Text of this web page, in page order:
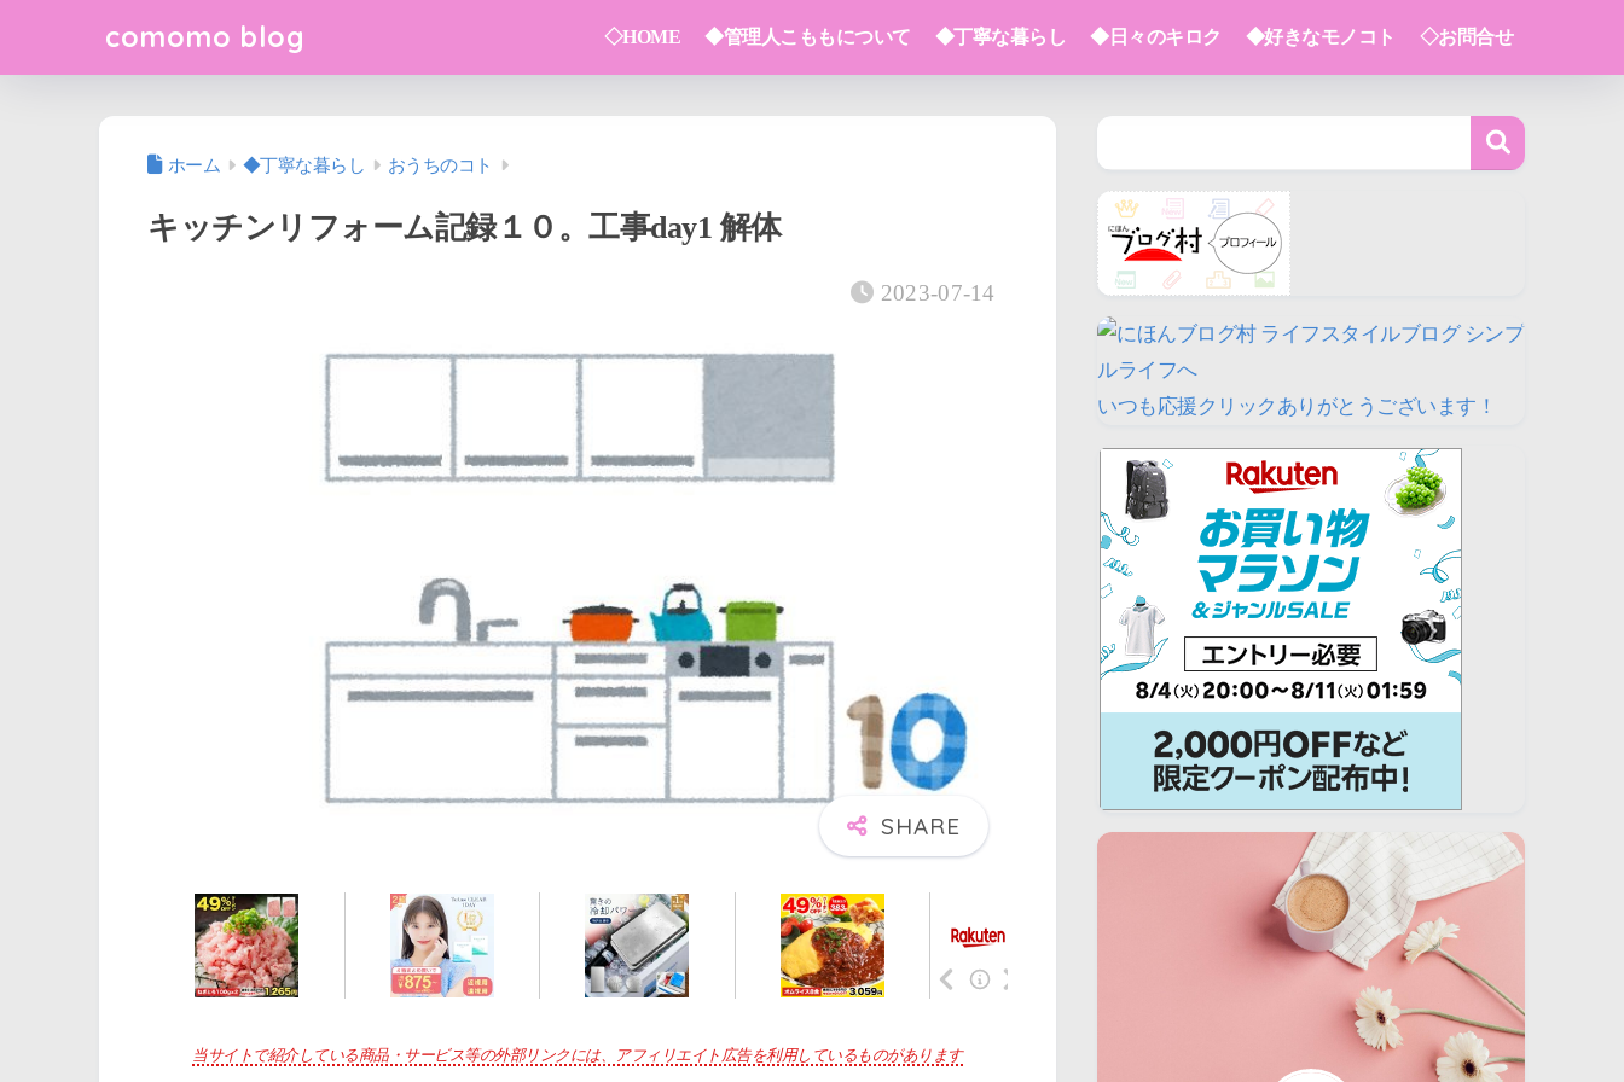
comomo blog ◇HOME ◆管理人こももについて ◆丁寧な暮らし ◆日々のキロク ◆好きなモノコト ◇お問合せ
ホーム ◆丁寧な暮らし おうちのコト
キッチンリフォーム記録１０。工事day1 解体
2023-07-14
当サイトで紹介している商品・サービス等の外部リンクには、アフィリエイト広告を利用しているものがあります
いつも応援クリックありがとうございます！